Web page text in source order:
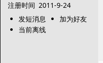
注册时间 2011-9-24
发短消息
加为好友
当前离线